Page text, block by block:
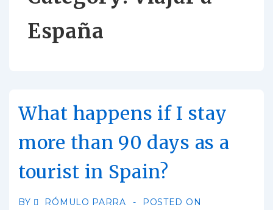
España
What happens if I stay
more than 90 days as a
tourist in Spain?
BY RÓMULO PARRA
POSTED ON